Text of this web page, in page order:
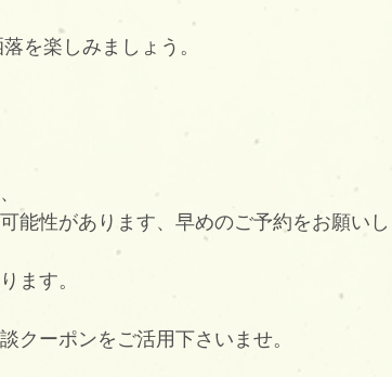
を楽しみましょう。
能性があります、早めのご予約をお願い
ます。
クーポンをご活用下さいませ。